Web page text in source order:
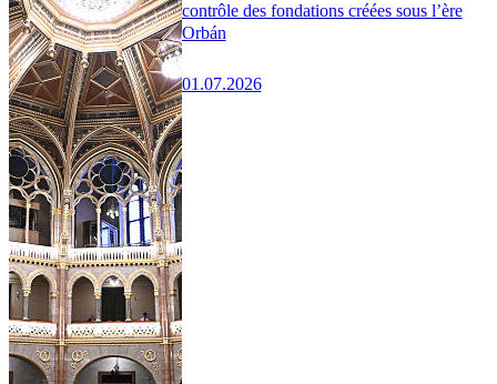
contrôle des fondations créées sous l’ère
Orbán
01.07.2026